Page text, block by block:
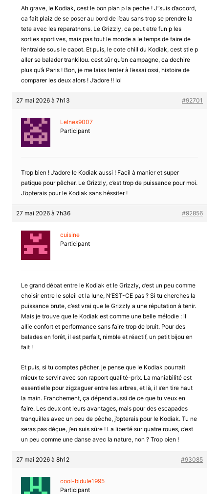
Ah grave, le Kodiak, cest le bon plan p la peche ! J”suis d’accord,
ca fait plaiz de se poser au bord de l’eau sans trop se prendre la
tete avec les reparatnons. Le Grizzly, ca peut etre fun p les
sorties sportives, mais pas tout le monde a le temps de faire de
l’entraide sous le capot. Et puis, le cote chill du Kodiak, cest stle p
aller se balader trankilou. cest sûr qu’en campagne, ca dechire
plus qu’à Paris ! Bon, je me laiss tenter à l’essai ossi, histoire de
comparer les deux alors ! J’adore !! lol
27 mai 2026 à 7h13 #92701
LeInes9007
Participant
Trop bien ! J’adore le Kodiak aussi ! Facil à manier et super
patique pour pêcher. Le Grizzly, c’est trop de puissance pour moi.
J’opterais pour le Kodiak sans héssiter !
27 mai 2026 à 7h36 #92856
cuisine
Participant
Le grand débat entre le Kodiak et le Grizzly, c’est un peu comme
choisir entre le soleil et la lune, N’EST-CE pas ? Si tu cherches la
puissance brute, c’est vrai que le Grizzly a une réputation à tenir.
Mais je trouve que le Kodiak est comme une belle mélodie : il
allie confort et performance sans faire trop de bruit. Pour des
balades en forêt, il est parfait, nimble et réactif, un petit bijou en
fait !
Et puis, si tu comptes pêcher, je pense que le Kodiak pourrait
mieux te servir avec son rapport qualité-prix. La maniabilité est
essentielle pour zigzaguer entre les arbres, et là, il s’en tire haut
la main. Franchement, ça dépend aussi de ce que tu veux en
faire. Les deux ont leurs avantages, mais pour des escapades
tranquilles avec un peu de pêche, j’opterais pour le Kodiak. Tu ne
seras pas déçue, j’en suis sûre ! La liberté sur quatre roues, c’est
un peu comme une danse avec la nature, non ? Trop bien !
27 mai 2026 à 8h12 #93085
cool-bidule1995
Participant